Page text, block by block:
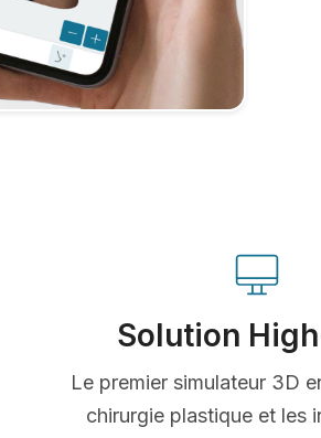
Solution
Le premier simulateur 3D
chirurgie plastique et les